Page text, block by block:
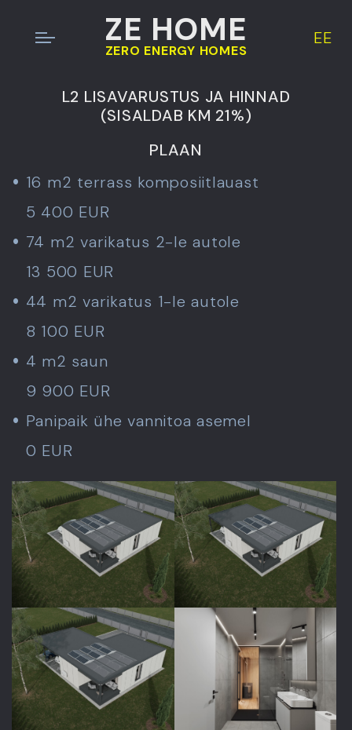
ZE HOME
ZERO ENERGY HOMES
EE
L2 LISAVARUSTUS JA HINNAD
(SISALDAB KM 21%)
PLAAN
16 m2 terrass komposiitlauast
5 400 EUR
74 m2 varikatus 2-le autole
13 500 EUR
44 m2 varikatus 1-le autole
8 100 EUR
4 m2 saun
9 900 EUR
Panipaik ühe vannitoa asemel
0 EUR